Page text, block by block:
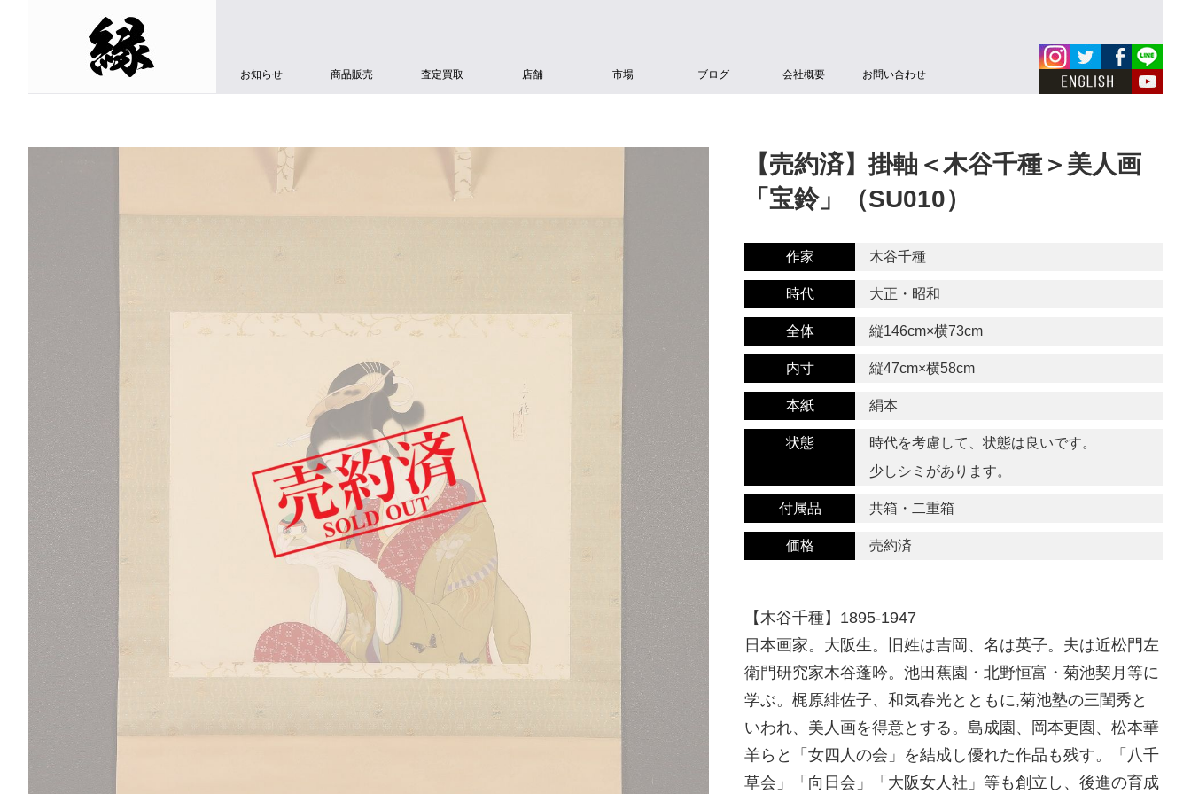
お知らせ 商品販売 査定買取 店舗 市場 ブログ 会社概要 お問い合わせ
【売約済】掛軸＜木谷千種＞美人画
「宝鈴」（SU010）
作家 木谷千種
時代 大正・昭和
全体 縦146cm×横73cm
内寸 縦47cm×横58cm
本紙 絹本
状態
時代を考慮して、状態は良いです。
少しシミがあります。
付属品 共箱・二重箱
価格 売約済
【木谷千種】1895-1947
日本画家。大阪生。旧姓は吉岡、名は英子。夫は近松門左
衛門研究家木谷蓬吟。池田蕉園・北野恒富・菊池契月等に
学ぶ。梶原緋佐子、和気春光とともに,菊池塾の三閨秀と
いわれ、美人画を得意とする。島成園、岡本更園、松本華
羊らと「女四人の会」を結成し優れた作品も残す。「八千
草会」「向日会」「大阪女人社」等も創立し、後進の育成